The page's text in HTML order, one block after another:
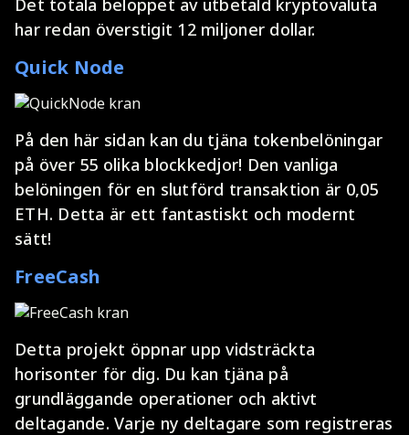
Det totala beloppet av utbetald kryptovaluta
har redan överstigit 12 miljoner dollar.
Quick Node
På den här sidan kan du tjäna tokenbelöningar
på över 55 olika blockkedjor! Den vanliga
belöningen för en slutförd transaktion är 0,05
ETH. Detta är ett fantastiskt och modernt
sätt!
FreeCash
Detta projekt öppnar upp vidsträckta
horisonter för dig. Du kan tjäna på
grundläggande operationer och aktivt
deltagande. Varje ny deltagare som registreras